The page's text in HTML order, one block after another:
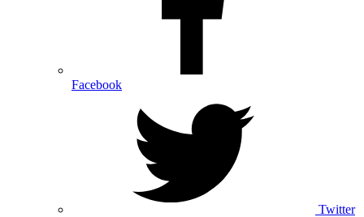
Facebook
Twitter